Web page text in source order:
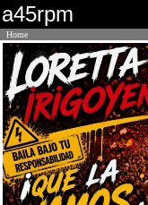
a45rpm
Home